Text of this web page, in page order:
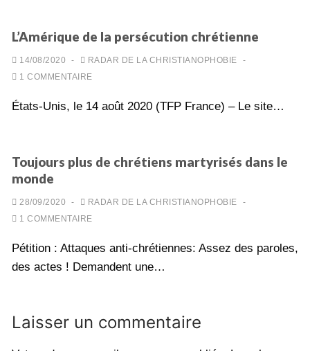
L’Amérique de la persécution chrétienne
14/08/2020 - RADAR DE LA CHRISTIANOPHOBIE
-
1 COMMENTAIRE
États-Unis, le 14 août 2020 (TFP France) – Le site…
Toujours plus de chrétiens martyrisés dans le
monde
28/09/2020 - RADAR DE LA CHRISTIANOPHOBIE
-
1 COMMENTAIRE
Pétition : Attaques anti-chrétiennes: Assez des paroles,
des actes ! Demandent une…
Laisser un commentaire